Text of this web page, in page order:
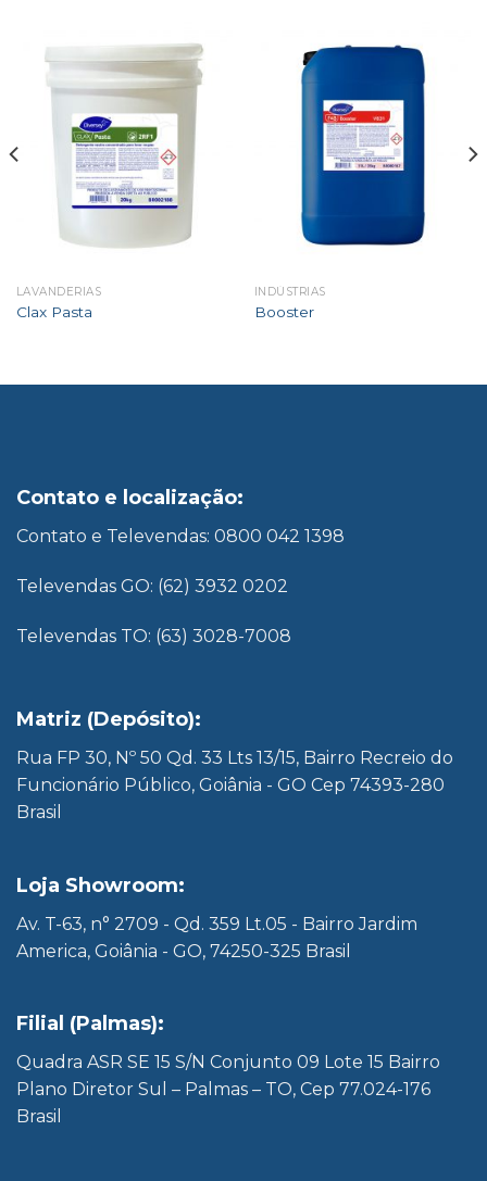
LAVANDERIAS
Clax Pasta
INDÚSTRIAS
Booster
Contato e localização:
Contato e Televendas: 0800 042 1398
Televendas GO: (62) 3932 0202
Televendas TO: (63) 3028-7008
Matriz (Depósito):
Rua FP 30, Nº 50 Qd. 33 Lts 13/15, Bairro Recreio do
Funcionário Público, Goiânia - GO Cep 74393-280
Brasil
Loja Showroom:
Av. T-63, n° 2709 - Qd. 359 Lt.05 - Bairro Jardim
America, Goiânia - GO, 74250-325 Brasil
Filial (Palmas):
Quadra ASR SE 15 S/N Conjunto 09 Lote 15 Bairro
Plano Diretor Sul – Palmas – TO, Cep 77.024-176
Brasil